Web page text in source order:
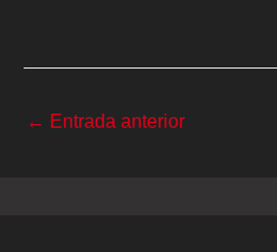
← Entrada anterior